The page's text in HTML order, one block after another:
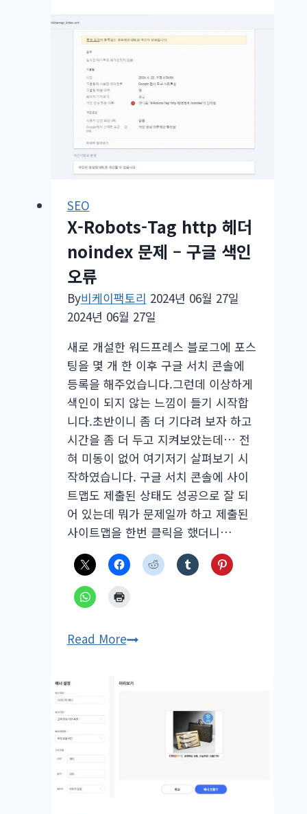
프
레
스
데
이
배
포
SEO
X-Robots-Tag http 헤더
noindex 문제 – 구글 색인
오류
By비케이팩토리 2024년 06월 27일
2024년 06월 27일
새로 개설한 워드프레스 블로그에 포스
팅을 몇 개 한 이후 구글 서치 콘솔에
등록을 해주었습니다.그런데 이상하게
색인이 되지 않는 느낌이 들기 시작합
니다.초반이니 좀 더 기다려 보자 하고
시간을 좀 더 두고 지켜보았는데… 전
혀 미동이 없어 여기저기 살펴보기 시
작하였습니다. 구글 서치 콘솔에 사이
트맵도 제출된 상태도 성공으로 잘 되
어 있는데 뭐가 문제일까 하고 제출된
사이트맵을 한번 클릭을 했더니…
Read MoreX-